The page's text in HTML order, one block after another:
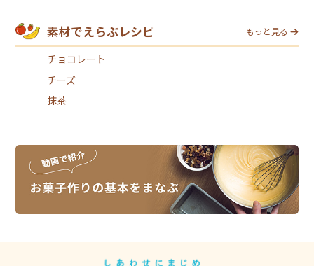
素材でえらぶレシピ もっと見る
チョコレート
チーズ
抹茶